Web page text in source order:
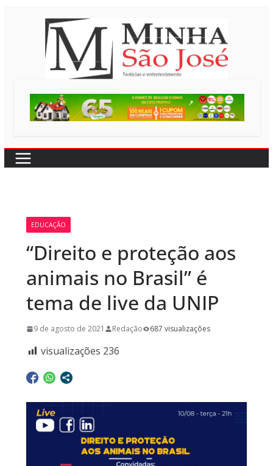
EDUCAÇÃO
“Direito e proteção aos
animais no Brasil” é
tema de live da UNIP
9 de agosto de 2021 Redação 687 visualizações
visualizações 236